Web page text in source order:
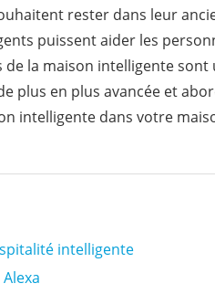
rester dans leur
puissent aider les
la maison intelligente
plus en plus avancée et
intelligente dans votre
intelligente